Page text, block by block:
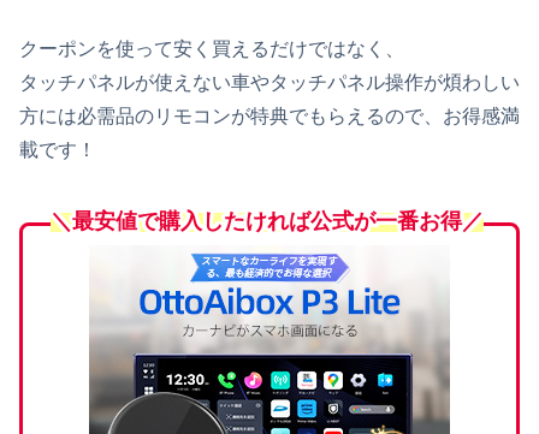
クーポンを使って安く買えるだけではなく、
タッチパネルが使えない車やタッチパネル操作が煩わしい
方には必需品のリモコンが特典でもらえるので、お得感満
載です！
＼最安値で購入したければ公式が一番お得／